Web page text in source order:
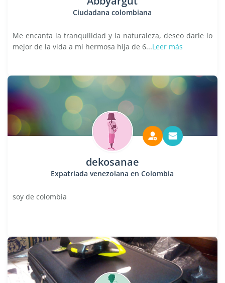
Ciudadana colombiana
Me encanta la tranquilidad y la naturaleza, deseo darle lo
mejor de la vida a mi hermosa hija de 6...Leer más
dekosanae
Expatriada venezolana en Colombia
soy de colombia